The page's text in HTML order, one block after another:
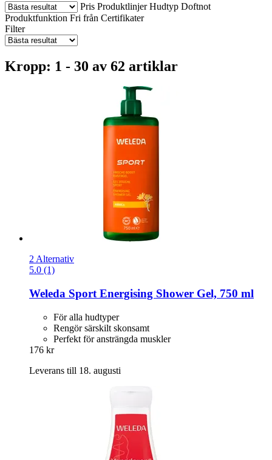
Pris Produktlinjer Hudtyp Doftnot
Produktfunktion Fri från Certifikater
Filter
Kropp: 1 - 30 av 62 artiklar
2 Alternativ
5.0 (1)
Weleda Sport Energising Shower Gel, 750 ml
För alla hudtyper
Rengör särskilt skonsamt
Perfekt för ansträngda muskler
176 kr
Leverans till 18. augusti